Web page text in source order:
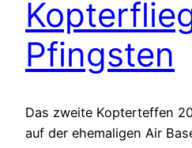
Pfingsten
Das zweite Kopterteffen
auf der ehemaligen Air